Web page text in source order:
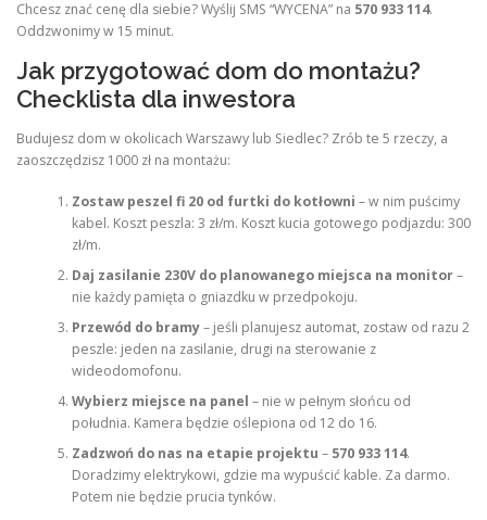
Chcesz znać cenę dla siebie? Wyślij SMS “WYCENA” na 570 933 114.
Oddzwonimy w 15 minut.
Jak przygotować dom do montażu?
Checklista dla inwestora
Budujesz dom w okolicach Warszawy lub Siedlec? Zrób te 5 rzeczy, a
zaoszczędzisz 1000 zł na montażu:
Zostaw peszel fi 20 od furtki do kotłowni – w nim puścimy
kabel. Koszt peszla: 3 zł/m. Koszt kucia gotowego podjazdu: 300
zł/m.
Daj zasilanie 230V do planowanego miejsca na monitor–
nie każdy pamięta o gniazdku w przedpokoju.
Przewód do bramy– jeśli planujesz automat, zostaw od razu 2
peszle: jeden na zasilanie, drugi na sterowanie z
wideodomofonu.
Wybierz miejsce na panel – nie w pełnym słońcu od
południa. Kamera będzie oślepiona od 12 do 16.
Zadzwoń do nas na etapie projektu – 570 933 114.
Doradzimy elektrykowi, gdzie ma wypuścić kable. Za darmo.
Potem nie będzie prucia tynków.